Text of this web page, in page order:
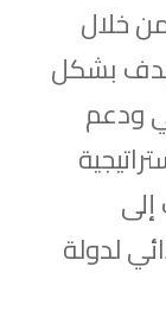
من خلال
بشكل
ودعم
لدولة